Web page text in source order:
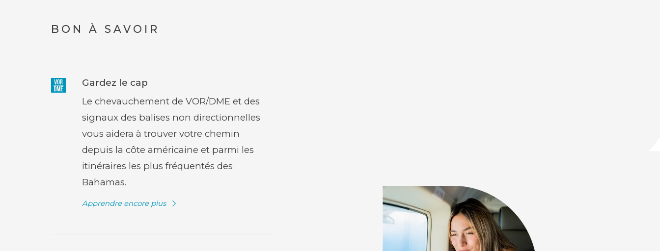
BON À SAVOIR
Gardez le cap
Le chevauchement de VOR/DME et des
signaux des balises non directionnelles
vous aidera à trouver votre chemin
depuis la côte américaine et parmi les
itinéraires les plus fréquentés des
Bahamas.
Apprendre encore plus
(opens